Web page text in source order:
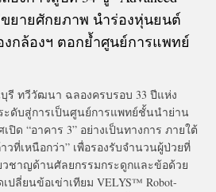
ขยายศักยภาพ นำร่องหุ่นยนต์
กล้องฯ ตอกย้ำศูนย์การแพทย์
รี ทวีวัฒนา ฉลองครบรอบ 33 ปีแห่ง
ะดับสู่การเป็นศูนย์การแพทย์ชั้นนำย่าน
ปิด “อาคาร 3” อย่างเป็นทางการ ภายใต้
าวที่เหนือกว่า” เพื่อรองรับจำนวนผู้ป่วยที่
ชาญด้านศัลยกรรมกระดูกและข้อด้วย
ลี่ยนข้อเข่าเทียม VELYS™ Robot-